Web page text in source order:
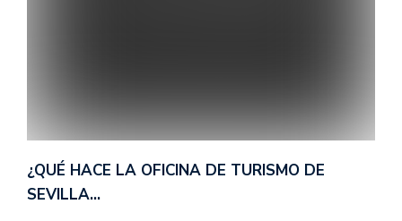
¿QUÉ HACE LA OFICINA DE TURISMO DE
SEVILLA…